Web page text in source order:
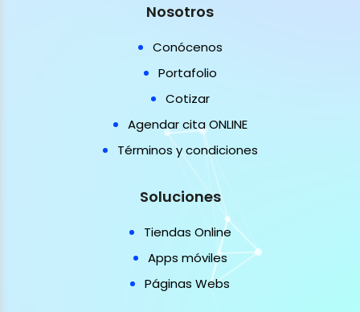
Nosotros
Conócenos
Portafolio
Cotizar
Agendar cita ONLINE
Términos y condiciones
Soluciones
Tiendas Online
Apps móviles
Páginas Webs